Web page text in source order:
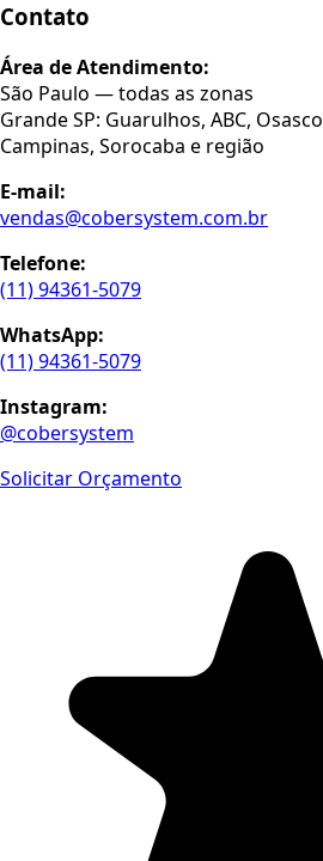
Contato
Área de Atendimento:
São Paulo — todas as zonas
Grande SP: Guarulhos, ABC, Osasco
Campinas, Sorocaba e região
E-mail:
vendas@cobersystem.com.br
Telefone:
(11) 94361-5079
WhatsApp:
(11) 94361-5079
Instagram:
@cobersystem
Solicitar Orçamento